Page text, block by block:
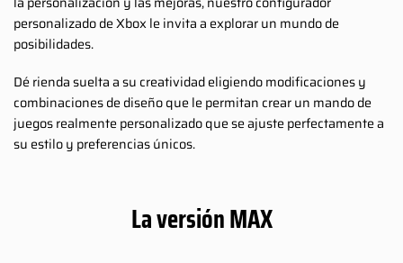
personalizado de Xbox le invita a explorar un mundo de
posibilidades.
Dé rienda suelta a su creatividad eligiendo modificaciones y
combinaciones de diseño que le permitan crear un mando de
juegos realmente personalizado que se ajuste perfectamente a
su estilo y preferencias únicos.
La versión MAX